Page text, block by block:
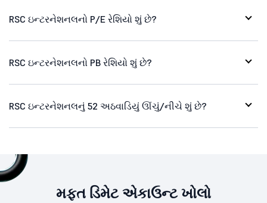
RSC ઇન્ટરનેશનલનો P/E રેશિયો શું છે?
RSC ઇન્ટરનેશનલનો PB રેશિયો શું છે?
RSC ઇન્ટરનેશનલનું 52 અઠવાડિયું ઊંચું/નીચે શું છે?
મફત ડિમેટ એકાઉન્ટ ખોલો